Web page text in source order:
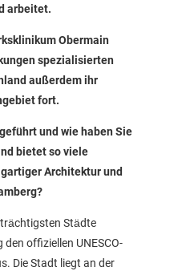
arbeitet.
Obermain
spezialisierten
außerdem ihr
fort.
und wie haben Sie
bietet so viele
Architektur und
Städte
offiziellen UNESCO-
Die Stadt liegt an der